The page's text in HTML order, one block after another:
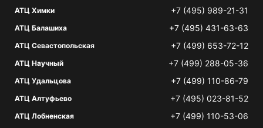
АТЦ Химки +7 (495) 989-21-31
АТЦ Балашиха +7 (495) 431-63-63
АТЦ Севастопольская +7 (499) 653-72-12
АТЦ Научный +7 (499) 288-05-36
АТЦ Удальцова +7 (499) 110-86-79
АТЦ Алтуфьево +7 (495) 023-81-52
АТЦ Лобненская +7 (499) 110-53-06